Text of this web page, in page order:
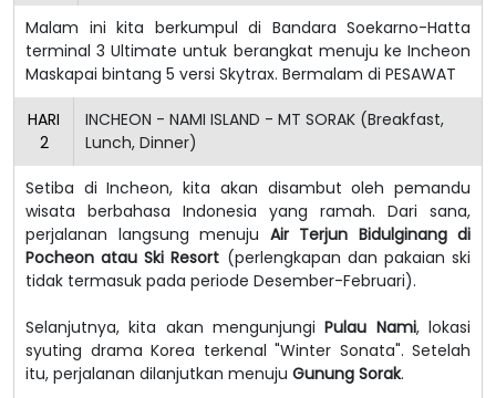
Malam ini kita berkumpul di Bandara Soekarno-Hatta
terminal 3 Ultimate untuk berangkat menuju ke Incheon
Maskapai bintang 5 versi Skytrax. Bermalam di PESAWAT
HARI
2
INCHEON - NAMI ISLAND - MT SORAK (Breakfast,
Lunch, Dinner)
Setiba di Incheon, kita akan disambut oleh pemandu
wisata berbahasa Indonesia yang ramah. Dari sana,
perjalanan langsung menuju Air Terjun Bidulginang di
Pocheon atau Ski Resort (perlengkapan dan pakaian ski
tidak termasuk pada periode Desember-Februari).
Selanjutnya, kita akan mengunjungiPulau Nami, lokasi
syuting drama Korea terkenal "Winter Sonata". Setelah
itu, perjalanan dilanjutkan menuju Gunung Sorak.